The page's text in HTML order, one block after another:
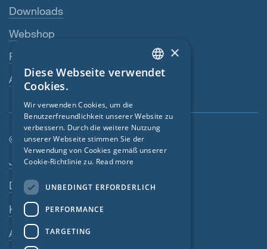
Downloads
Webshop
Fachhändler
Ansprechperson
© SIGA 2026
Footer-Navigation
Jobs
Datenschutz
Kontakt
AGB
ENGLISH
FRENCH
CZECH
×
Diese Webseite verwendet
Cookies.
Wir verwenden Cookies, um die
Benutzerfreundlichkeit unserer Website zu
verbessern. Durch die weitere Nutzung
unserer Webseite stimmen Sie der
Verwendung von Cookies gemäß unserer
Cookie-Richtlinie zu. Read more
UNBEDINGT ERFORDERLICH
PERFORMANCE
TARGETING